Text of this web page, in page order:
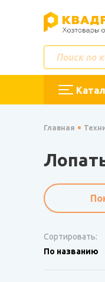
Главная
Сортировать:
По названию